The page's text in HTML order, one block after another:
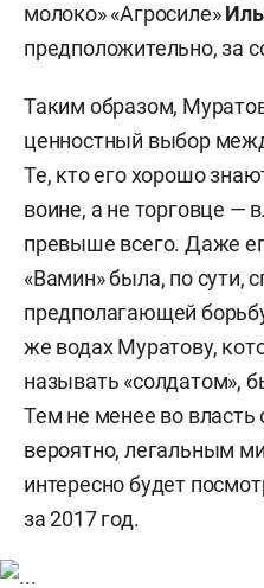
молоко» «Агросиле»
предположительно, за
Таким образом,
ценностный выбор
Те, кто его хорошо
воине, а не торговце —
превыше всего. Даже
«Вамин» была, по сути,
предполагающей
же водах Муратову,
называть «солдатом»,
Тем не менее во власть
вероятно, легальным
интересно будет
за 2017 год.